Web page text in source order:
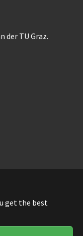
get the best
der TU Graz.